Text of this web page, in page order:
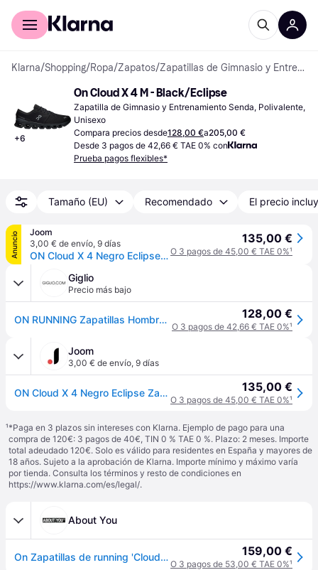
Comprar con Klarna
Klarna/Shopping/Ropa/Zapatos/ Zapatillas de Gimnasio y Entrenamiento
+6
On Cloud X 4 M - Black/Eclipse
Zapatilla de Gimnasio y Entrenamiento Senda, Polivalente,
Unisexo
Compara precios desde128,00 €a205,00 €
Desde 3 pagos de 42,66 € TAE 0% con
Prueba pagos flexibles*
Tamaño (EU) Recomendado El precio
Anuncio
Joom
3,00 € de envío, 9 días
ON Cloud X 4 Negro Eclipse Zapatillas Mujer 3WE30070106 36
135,00 €
O 3 pagos de 45,00 € TAE 0%¹
Giglio
Precio más bajo
ON RUNNING Zapatillas Hombre color Negro 128,00 €
O 3 pagos de 42,66 € TAE 0%¹
Joom
3,00 € de envío, 9 días
ON Cloud X 4 Negro Eclipse Zapatillas Mujer 3WE30070106 36 135,00 €
O 3 pagos de 45,00 € TAE 0%¹
¹*Paga en 3 plazos sin intereses con Klarna. Ejemplo de pago para una
compra de 120€: 3 pagos de 40€, TIN 0 % TAE 0 %. Plazo: 2 meses. Importe
total adeudado 120€. Solo es válido para residentes en España y mayores de
18 años. Sujeto a la aprobación de Klarna. Importe mínimo y máximo varía
por tienda. Consulta los términos y resto de condiciones en
https://www.klarna.com/es/legal/.
About You
On Zapatillas de running 'CloudX 4' gris claro / negro 159,00 €
O 3 pagos de 53,00 € TAE 0%¹